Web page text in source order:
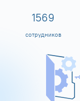
1600
сотрудников